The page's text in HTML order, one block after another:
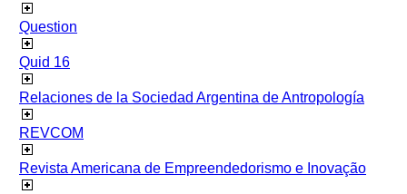
Question
Quid 16
Relaciones de la Sociedad Argentina de Antropología
REVCOM
Revista Americana de Empreendedorismo e Inovação